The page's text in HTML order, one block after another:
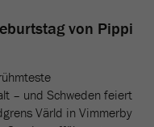
von Pippi
– und Schweden feiert
Värld in Vimmerby